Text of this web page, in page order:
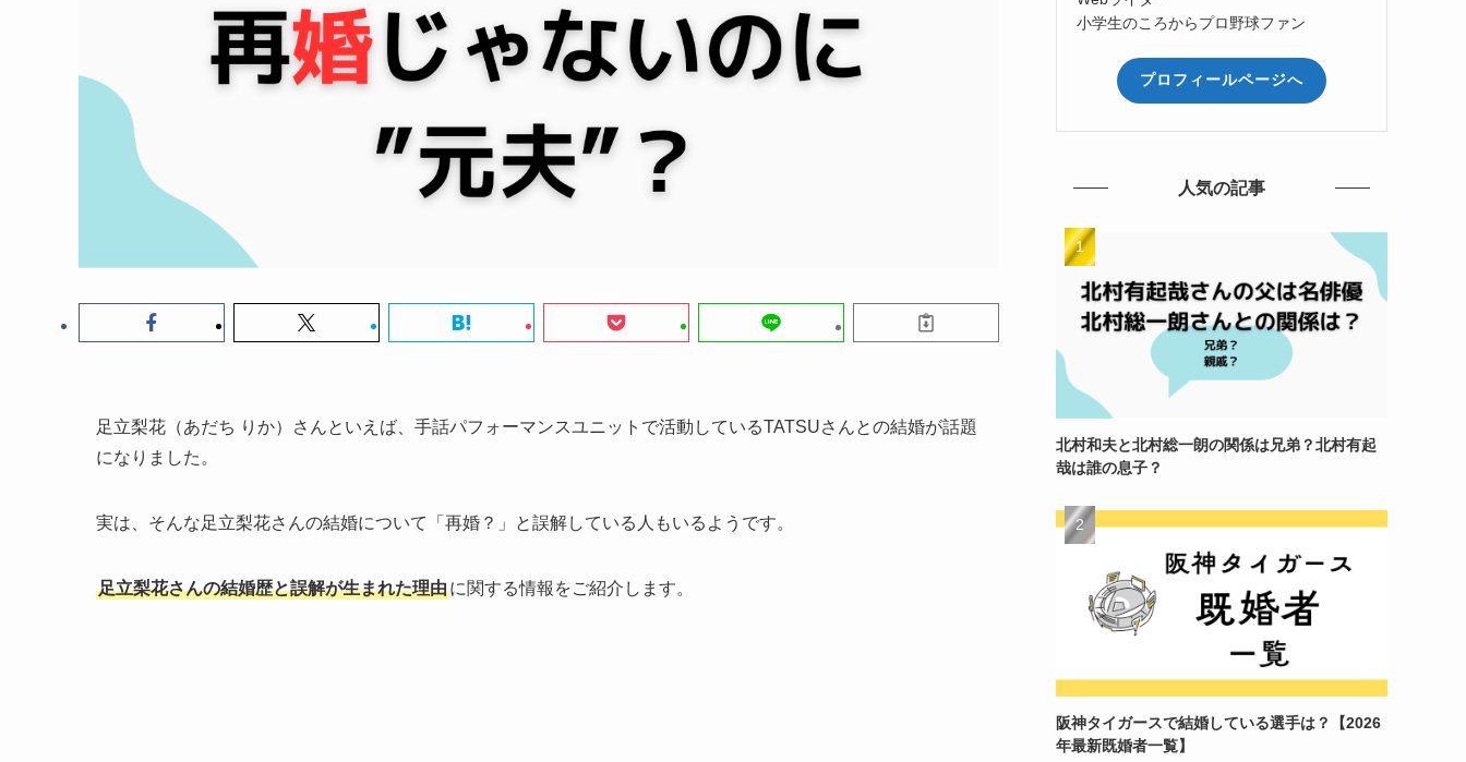
足立梨花（あだち りか）さんといえば、手話パフォーマンスユニットで活動しているTATSUさんとの結婚が話題
になりました。
実は、そんな足立梨花さんの結婚について「再婚？」と誤解している人もいるようです。
足立梨花さんの結婚歴と誤解が生まれた理由に関する情報をご紹介します。
小学生のころからプロ野球ファン
プロフィールページへ
人気の記事
北村和夫と北村総一朗の関係は兄弟？北村有起
哉は誰の息子？
阪神タイガースで結婚している選手は？【2026
年最新既婚者一覧】